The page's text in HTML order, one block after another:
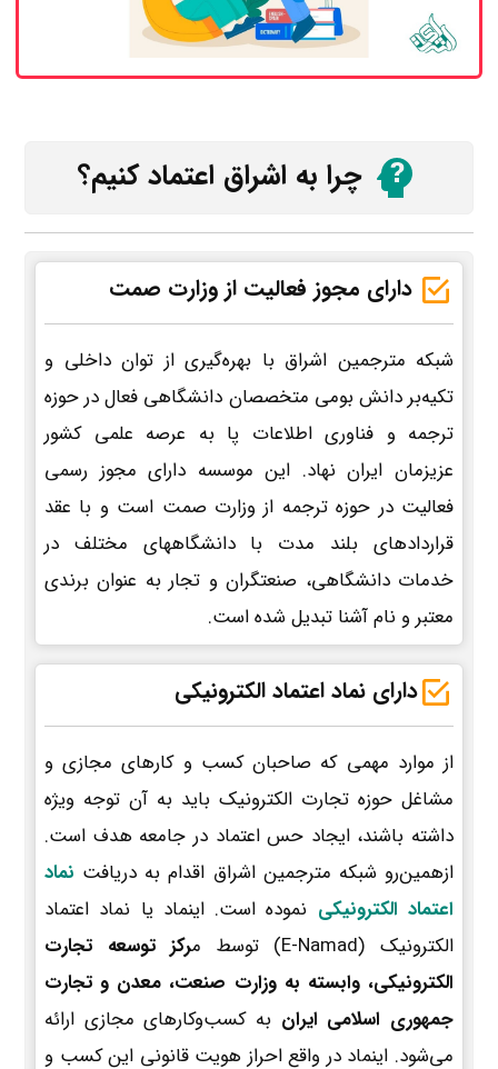
چرا به اشراق اعتماد کنیم؟
دارای مجوز فعالیت از وزارت صمت
شبکه مترجمین اشراق با بهره‌گیری از توان داخلی و
تکیه‌بر دانش بومی متخصصان دانشگاهی فعال در حوزه
ترجمه و فناوری اطلاعات پا به عرصه علمی کشور
عزیزمان ایران نهاد. این موسسه دارای مجوز رسمی
فعالیت در حوزه ترجمه از وزارت صمت است و با عقد
قراردادهای بلند مدت با دانشگاههای مختلف در
خدمات دانشگاهی، صنعتگران و تجار به عنوان برندی
معتبر و نام آشنا تبدیل شده است.
دارای نماد اعتماد الکترونیکی
از موارد مهمی که صاحبان کسب و کارهای مجازی و
مشاغل حوزه تجارت الکترونیک باید به آن توجه ویژه
داشته باشند، ایجاد حس اعتماد در جامعه هدف است.
ازهمین‌رو شبکه مترجمین اشراق اقدام به دریافت نماد
اعتماد الکترونیکی نموده است. اینماد یا نماد اعتماد
الکترونیک (E-Namad) توسط م
رکز توسعه تجارت
الکترونیکی، وابسته به وزارت صنعت، معدن و تجارت
جمهوری اسلامی ایران به کسب‌وکارهای مجازی ارائه
می‌شود. اینماد در واقع احراز هویت قانونی این کسب و